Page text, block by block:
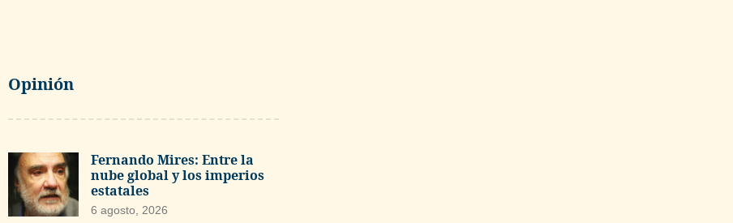
Opinión
Fernando Mires: Entre la
nube global y los imperios
estatales
6 agosto, 2026